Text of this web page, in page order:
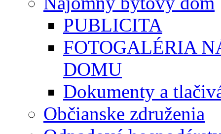
PUBLICITA
FOTOGALÉRIA
DOMU
Dokumenty a
Občianske združenia